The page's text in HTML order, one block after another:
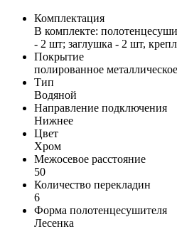
Комплектация
В комплекте:
- 2 шт; заглушка - 2 шт,
Покрытие
полированное металлическое
Тип
Водяной
Направление подключения
Нижнее
Цвет
Хром
Межосевое расстояние
50
Количество перекладин
6
Форма полотенцесушителя
Лесенка